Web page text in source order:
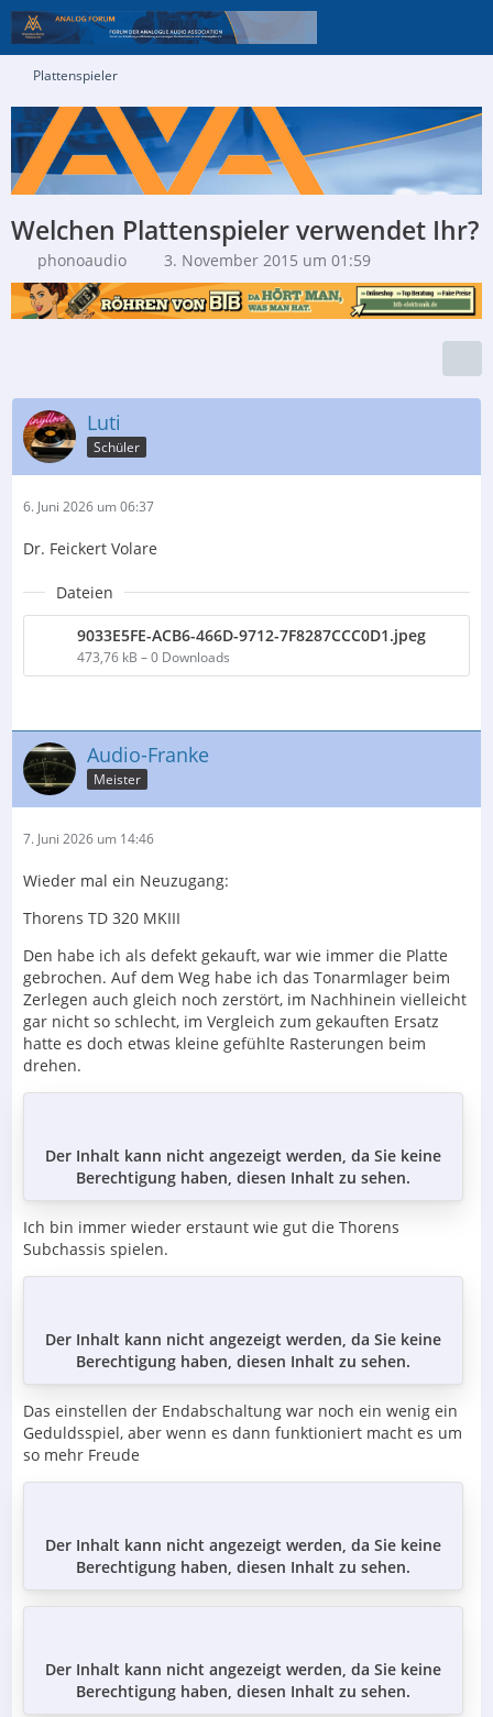
Plattenspieler
Welchen Plattenspieler verwendet Ihr?
phonoaudio 3. November 2015 um 01:59
Luti
Schüler
6. Juni 2026 um 06:37
Dr. Feickert Volare
Dateien
9033E5FE-ACB6-466D-9712-7F8287CCC0D1.jpeg
473,76 kB – 0 Downloads
Audio-Franke
Meister
7. Juni 2026 um 14:46
Wieder mal ein Neuzugang:
Thorens TD 320 MKIII
Den habe ich als defekt gekauft, war wie immer die Platte
gebrochen. Auf dem Weg habe ich das Tonarmlager beim
Zerlegen auch gleich noch zerstört, im Nachhinein vielleicht
gar nicht so schlecht, im Vergleich zum gekauften Ersatz
hatte es doch etwas kleine gefühlte Rasterungen beim
drehen.
Der Inhalt kann nicht angezeigt werden, da Sie keine
Berechtigung haben, diesen Inhalt zu sehen.
Ich bin immer wieder erstaunt wie gut die Thorens
Subchassis spielen.
Der Inhalt kann nicht angezeigt werden, da Sie keine
Berechtigung haben, diesen Inhalt zu sehen.
Das einstellen der Endabschaltung war noch ein wenig ein
Geduldsspiel, aber wenn es dann funktioniert macht es um
so mehr Freude
Der Inhalt kann nicht angezeigt werden, da Sie keine
Berechtigung haben, diesen Inhalt zu sehen.
Der Inhalt kann nicht angezeigt werden, da Sie keine
Berechtigung haben, diesen Inhalt zu sehen.